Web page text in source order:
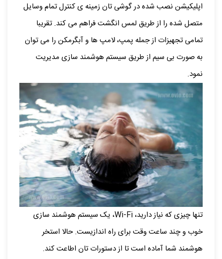
اپلیکیشن نصب شده در گوشی تان زمینه ی کنترل تمام وسایل
متصل شده را از طریق لمس انگشت فراهم می کند. تقریبا
تمامی تجهیزات از جمله پمپ، لامپ ها و آبگرمکن را می توان
به صورت بی سیم از طریق سیستم هوشمند سازی مدیریت
نمود.
تنها چیزی که نیاز دارید، Wi-Fi، یک سیستم هوشمند سازی
خوب و چند ساعت وقت برای راه اندازیست. حالا استخر
هوشمند شما آماده است تا از دستورات تان اطاعت کند.